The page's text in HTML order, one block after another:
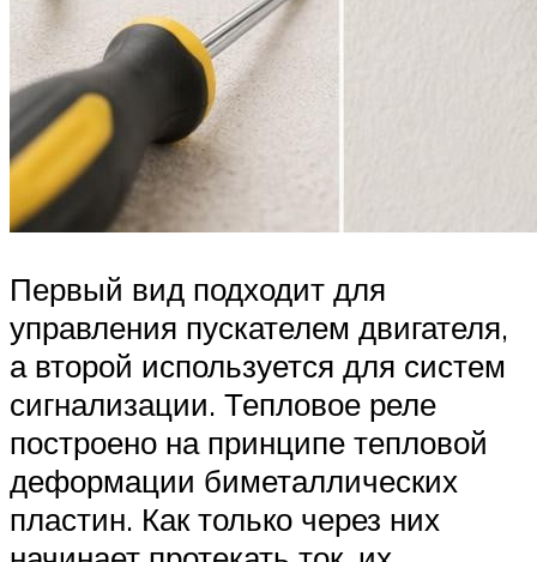
Первый вид подходит для
управления пускателем двигателя,
а второй используется для систем
сигнализации. Тепловое реле
построено на принципе тепловой
деформации биметаллических
пластин. Как только через них